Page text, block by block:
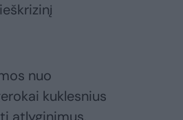
nuo
kuklesnius